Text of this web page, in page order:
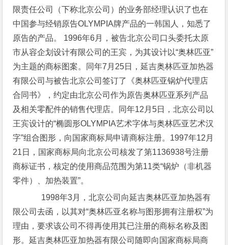
限责任公司（下称北京公司）的业务部经理认识了也在
中国参与经销原告OLYMPIA牌产品的一韩国人，知悉了
原告的产品。 1996年6月，被告北京公司口头委托太原
市从容企划设计有限公司的王宾，为其设计以“奥林匹亚”
为主题的商标图案。同年7月25日，延吉奥林匹亚加热器
有限公司与被告北京公司签订了《奥林匹亚锅炉代理店
合同书》，约定由北京公司作为原告奥林匹亚系列产品
及相关零配件的销售代理店。同年12月5日，北京公司以
王宾设计的“椭圆形OLYMPIA艺术字体与奥林匹亚艺术汉
字”组合图形，向国家商标局申请商标注册。1997年12月
21日，国家商标局向北京公司核发了第1136938号注册
商标证书，核定的使用商品范围为第11类“锅炉（非机器
零件）、加热装置”。
1998年3月，北京公司向延吉奥林匹亚加热器有
限公司去函，以其对“奥林匹亚名称与图形拥有注册权”为
理由，要求该公司不得再使用其已注册的商标名称及图
形。延吉奥林匹亚加热器有限公司随即向国家商标局商